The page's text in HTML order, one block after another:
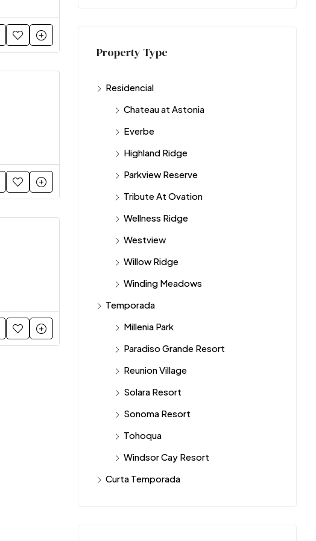
Property Type
Residencial
Chateau at Astonia
Everbe
Highland Ridge
Parkview Reserve
Tribute At Ovation
Wellness Ridge
Westview
Willow Ridge
Winding Meadows
Temporada
Millenia Park
Paradiso Grande Resort
Reunion Village
Solara Resort
Sonoma Resort
Tohoqua
Windsor Cay Resort
Curta Temporada